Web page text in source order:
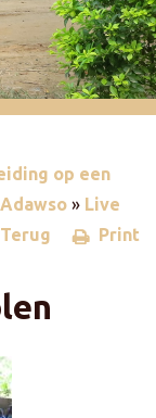
op een
» Live
Print
Terug